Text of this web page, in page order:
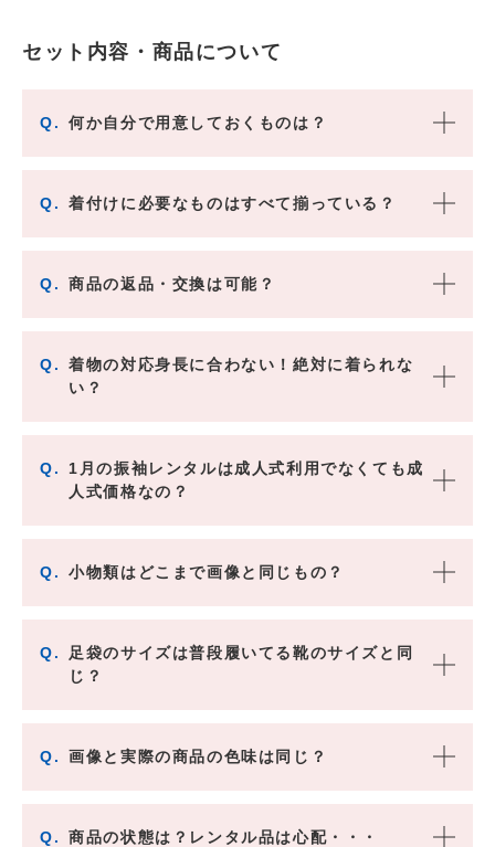
セット内容・商品について
Q. 何か自分で用意しておくものは？
Q. 着付けに必要なものはすべて揃っている？
Q. 商品の返品・交換は可能？
Q.
着物の対応身長に合わない！絶対に着られな
い？
Q.
1月の振袖レンタルは成人式利用でなくても成
人式価格なの？
Q. 小物類はどこまで画像と同じもの？
Q.
足袋のサイズは普段履いてる靴のサイズと同
じ？
Q. 画像と実際の商品の色味は同じ？
Q. 商品の状態は？レンタル品は心配・・・